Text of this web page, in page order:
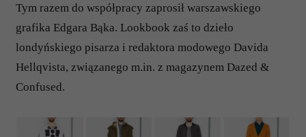
Tym razem do współpracy zaprosił warszawskiego
grafika Edgara Bąka. Lookbook zaś to dzieło
londyńskiego pisarza i redaktora modowego Davida
Hellqvista, związanego m.in. z magazynem Dazed &
Confused.